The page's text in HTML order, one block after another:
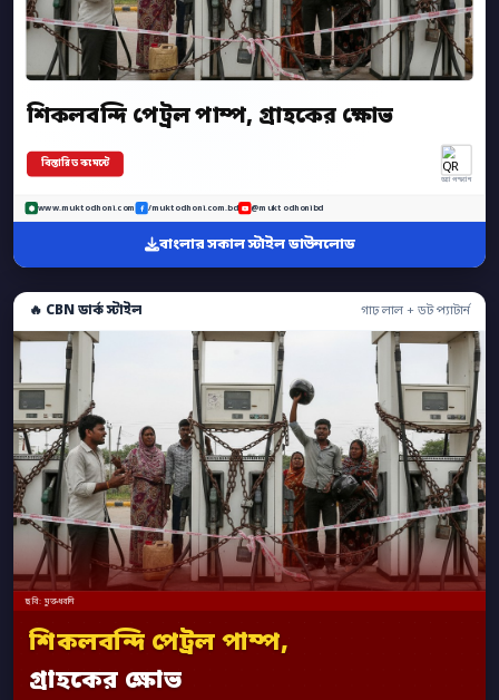
শিকলবন্দি পেট্রল পাম্প, গ্রাহকের ক্ষোভ
বিস্তারিত কমেন্টে
অ্যাপ স্ক্যান
www.muktodhoni.com /muktodhoni.com.bd @muktodhonibd
বাংলার সকাল স্টাইল ডাউনলোড
🔥 CBN ডার্ক স্টাইল গাঢ় লাল + ডট প্যাটার্ন
ছবি: মুক্তধ্বনি
শিকলবন্দি পেট্রল পাম্প,
গ্রাহকের ক্ষোভ